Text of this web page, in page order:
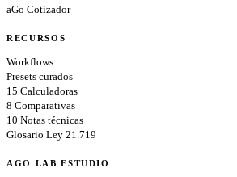
aGo Cotizador
RECURSOS
Workflows
Presets curados
15 Calculadoras
8 Comparativas
10 Notas técnicas
Glosario Ley 21.719
AGO LAB ESTUDIO